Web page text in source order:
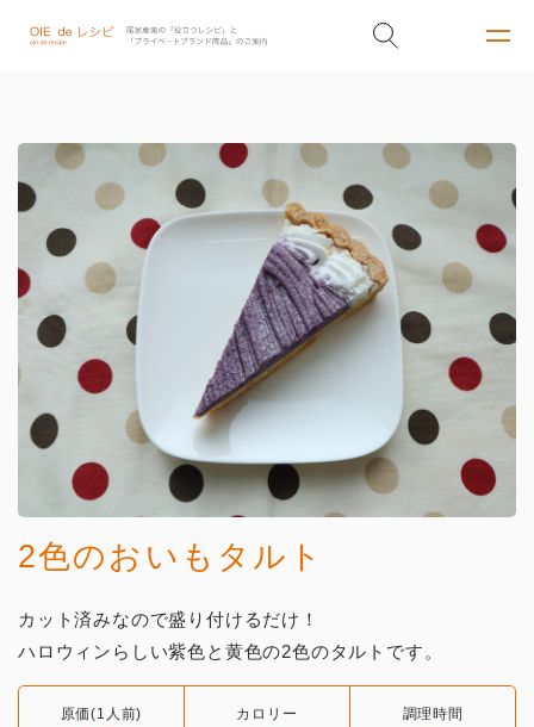
2色のおいもタルト
カット済みなので盛り付けるだけ！
ハロウィンらしい紫色と黄色の2色のタルトです。
原価(1人前) カロリー 調理時間